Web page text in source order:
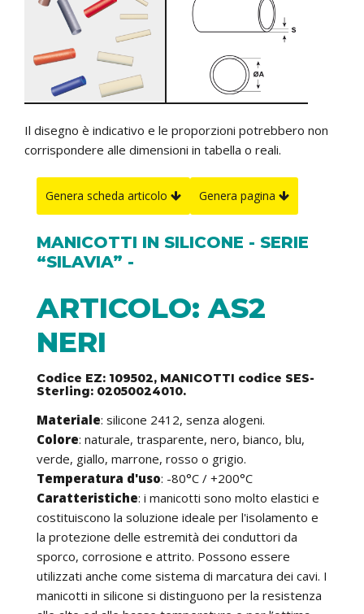
Il disegno è indicativo e le proporzioni potrebbero non
corrispondere alle dimensioni in tabella o reali.
Genera scheda articolo Genera pagina
MANICOTTI IN SILICONE - SERIE
“SILAVIA” -
ARTICOLO: AS2
NERI
Codice EZ: 109502, MANICOTTI codice SES-
Sterling: 02050024010.
Materiale: silicone 2412, senza alogeni.
Colore: naturale, trasparente, nero, bianco, blu,
verde, giallo, marrone, rosso o grigio.
Temperatura d'uso: -80°C / +200°C
Caratteristiche: i manicotti sono molto elastici e
costituiscono la soluzione ideale per l'isolamento e
la protezione delle estremità dei conduttori da
sporco, corrosione e attrito. Possono essere
utilizzati anche come sistema di marcatura dei cavi. I
manicotti in silicone si distinguono per la resistenza